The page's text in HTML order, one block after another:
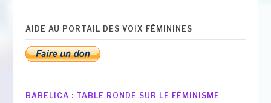
AIDE AU PORTAIL DES VOIX FÉMININES
BABELICA : TABLE RONDE SUR LE FÉMINISME